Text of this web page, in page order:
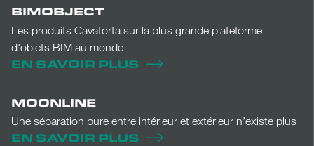
BIMOBJECT
Les produits Cavatorta sur la plus grande plateforme
d'objets BIM au monde
EN SAVOIR PLUS
MOONLINE
Une séparation pure entre intérieur et extérieur n’existe plus
EN SAVOIR PLUS